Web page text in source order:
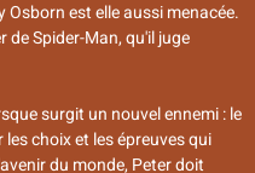
est elle aussi menacée.
de Spider-Man, qu'il juge
surgit un nouvel ennemi : le
choix et les épreuves qui
du monde, Peter doit